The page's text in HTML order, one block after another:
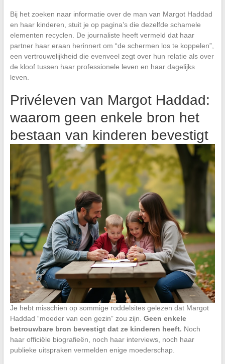
Bij het zoeken naar informatie over de man van Margot Haddad
en haar kinderen, stuit je op pagina’s die dezelfde schamele
elementen recyclen. De journaliste heeft vermeld dat haar
partner haar eraan herinnert om “de schermen los te koppelen”,
een vertrouwelijkheid die evenveel zegt over hun relatie als over
de kloof tussen haar professionele leven en haar dagelijks
leven.
Privéleven van Margot Haddad:
waarom geen enkele bron het
bestaan van kinderen bevestigt
Je hebt misschien op sommige roddelsites gelezen dat Margot
Haddad “moeder van een gezin” zou zijn. Geen enkele
betrouwbare bron bevestigt dat ze kinderen heeft. Noch
haar officiële biografieën, noch haar interviews, noch haar
publieke uitspraken vermelden enige moederschap.